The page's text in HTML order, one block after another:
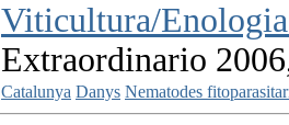
Viticultura/
Extraordinario
Catalunya Danys Nematodes